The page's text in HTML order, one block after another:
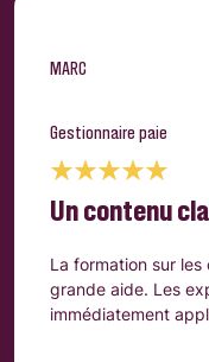
MARC
Gestionnaire paie
Un contenu
La formation sur les
grande aide. Les
immédiatement